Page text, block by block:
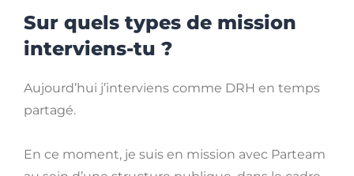
Sur quels types de mission
interviens-tu ?
Aujourd’hui j’interviens comme DRH en temps
partagé.
En ce moment, je suis en mission avec Parteam